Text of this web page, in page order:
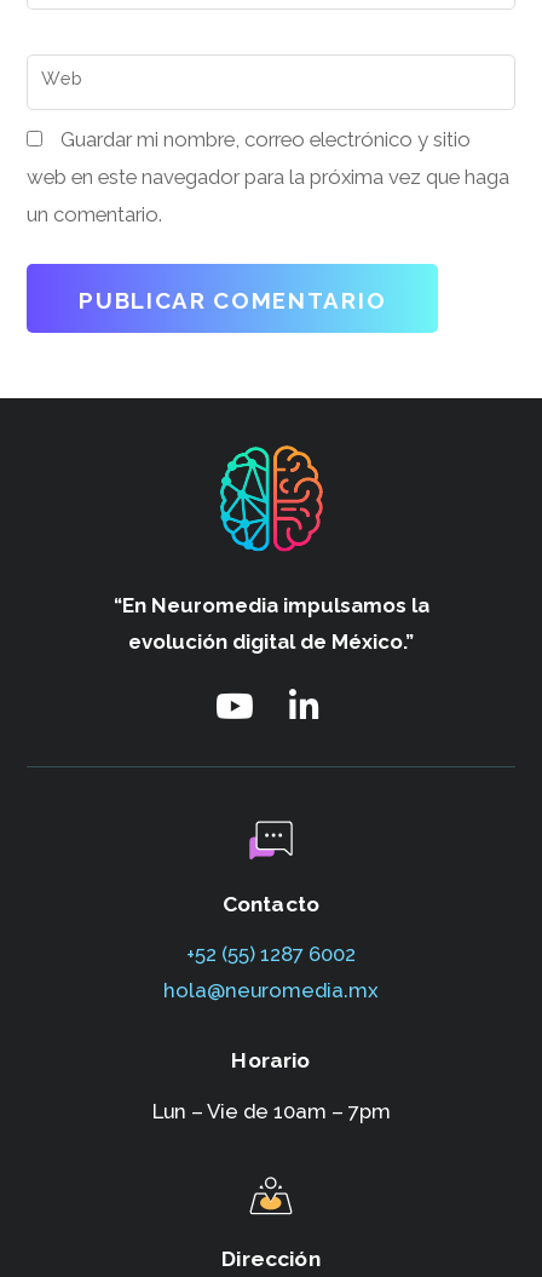
Web
Guardar mi nombre, correo electrónico y sitio
web en este navegador para la próxima vez que haga
un comentario.
“En Neuromedia impulsamos la
evolución digital de México.”
Contacto
+52 (55) 1287 6002‬
hola@neuromedia.mx
Horario
Lun – Vie de 10am – 7pm
Dirección